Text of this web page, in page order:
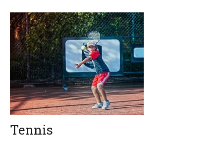
Tennis